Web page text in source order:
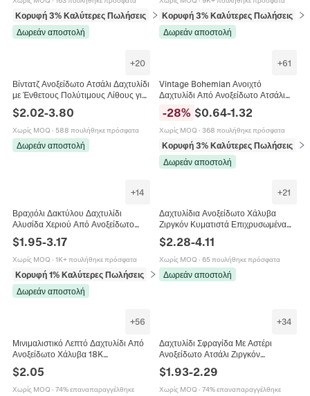
Κορυφή 3% Καλύτερες Πωλήσεις
σε Δαχτυλίδια
Δωρεάν αποστολή
Κορυφή 3% Καλύτερες Πωλήσεις
σε
Δωρεάν αποστολή
+20
Βίντατζ Ανοξείδωτο Ατσάλι Δαχτυλίδι
με Ένθετους Πολύτιμους Λίθους για
Γυναίκες 18K Επίχρυσο Μποέμ
Γεωμετρικό Κοσμήματα
$2.02-3.80
Χωρίς MOQ · 588 πουλήθηκε πρόσφατα
Δωρεάν αποστολή
+61
Vintage Bohemian Ανοιχτό
Δαχτυλίδι Από Ανοξείδωτο Ατσάλι
18K Επιχρυσωμένο Τυρκουάζ Μάτι
Της Τίγρης Ρετρό Κόσμημα Για
Γυναίκες
-28% $0.64-1.32
Χωρίς MOQ · 368 πουλήθηκε πρόσφατα
Κορυφή 3% Καλύτερες Πωλήσεις
σε
Δωρεάν αποστολή
+14
Βραχιόλι Δακτύλου Δαχτυλίδι
Αλυσίδα Χεριού Από Ανοξείδωτο
Χάλυβα Χρυσό Με Ζιργκόν Boho
Γεωμετρικό Καρδιά Κοσμήματα
Γυναικεία
$1.95-3.17
Χωρίς MOQ · 1K+ πουλήθηκε πρόσφατα
Κορυφή 1% Καλύτερες Πωλήσεις
σε Βραχιόλια
Δωρεάν αποστολή
+21
Δαχτυλίδια Ανοξείδωτο Χάλυβα
Ζιργκόν Κυματιστά Επιχρυσωμένα
Αδιάβροχα Υποαλλεργικά
Κοσμήματα Για Γυναίκες
$2.28-4.11
Χωρίς MOQ · 65 πουλήθηκε πρόσφατα
Δωρεάν αποστολή
+56
Μινιμαλιστικό Λεπτό Δαχτυλίδι Από
Ανοξείδωτο Χάλυβα 18K
Κοσμήματα Για Γυναίκες
$2.05
Χωρίς MOQ · 74% επαναπαραγγέλθηκε
+34
Δαχτυλίδι Σφραγίδα Με Αστέρι
Ανοξείδωτο Ατσάλι Ζιργκόν
Κοσμήματα Unisex
$1.93-2.29
Χωρίς MOQ · 74% επαναπαραγγέλθηκε